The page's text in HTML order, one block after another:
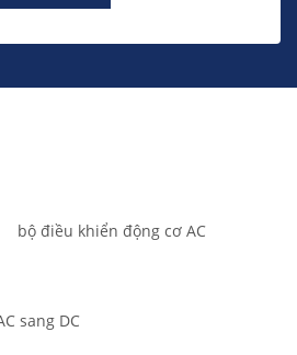
bộ điều khiển động cơ AC
sang DC